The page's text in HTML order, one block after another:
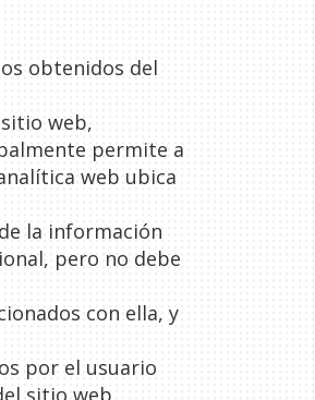
obtenidos del
web,
permite a
web ubica
la información
pero no debe
con ella, y
por el usuario
sitio web.